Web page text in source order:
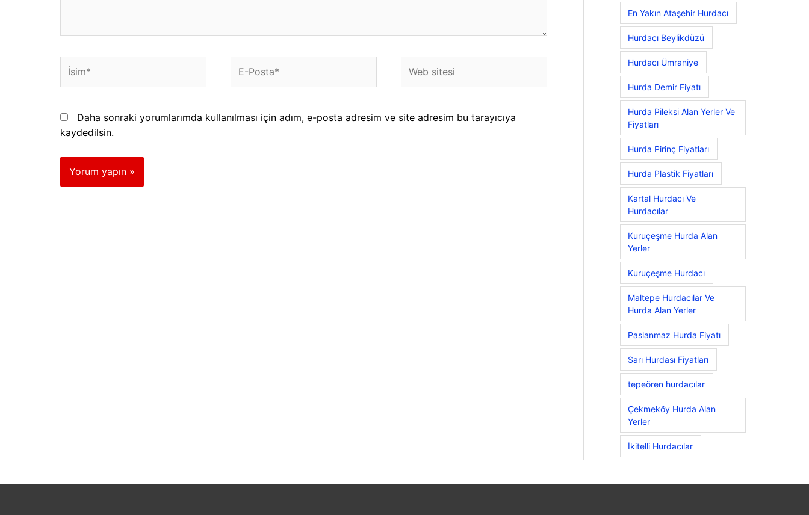
İsim*
Posta*
sitesi
Daha sonraki yorumlarımda kullanılması için adım, e-posta adresim ve site adresim bu tarayıcıya
kaydedilsin.
En Yakın Ataşehir Hurdacı
Hurdacı Beylikdüzü
Hurdacı Ümraniye
Hurda Demir Fiyatı
Hurda Pileksi Alan Yerler Ve
Fiyatları
Hurda Pirinç Fiyatları
Hurda Plastik Fiyatları
Kartal Hurdacı Ve
Hurdacılar
Kuruçeşme Hurda Alan
Yerler
Kuruçeşme Hurdacı
Maltepe Hurdacılar Ve
Hurda Alan Yerler
Paslanmaz Hurda Fiyatı
Sarı Hurdası Fiyatları
tepeören hurdacılar
Çekmeköy Hurda Alan
Yerler
İkitelli Hurdacılar